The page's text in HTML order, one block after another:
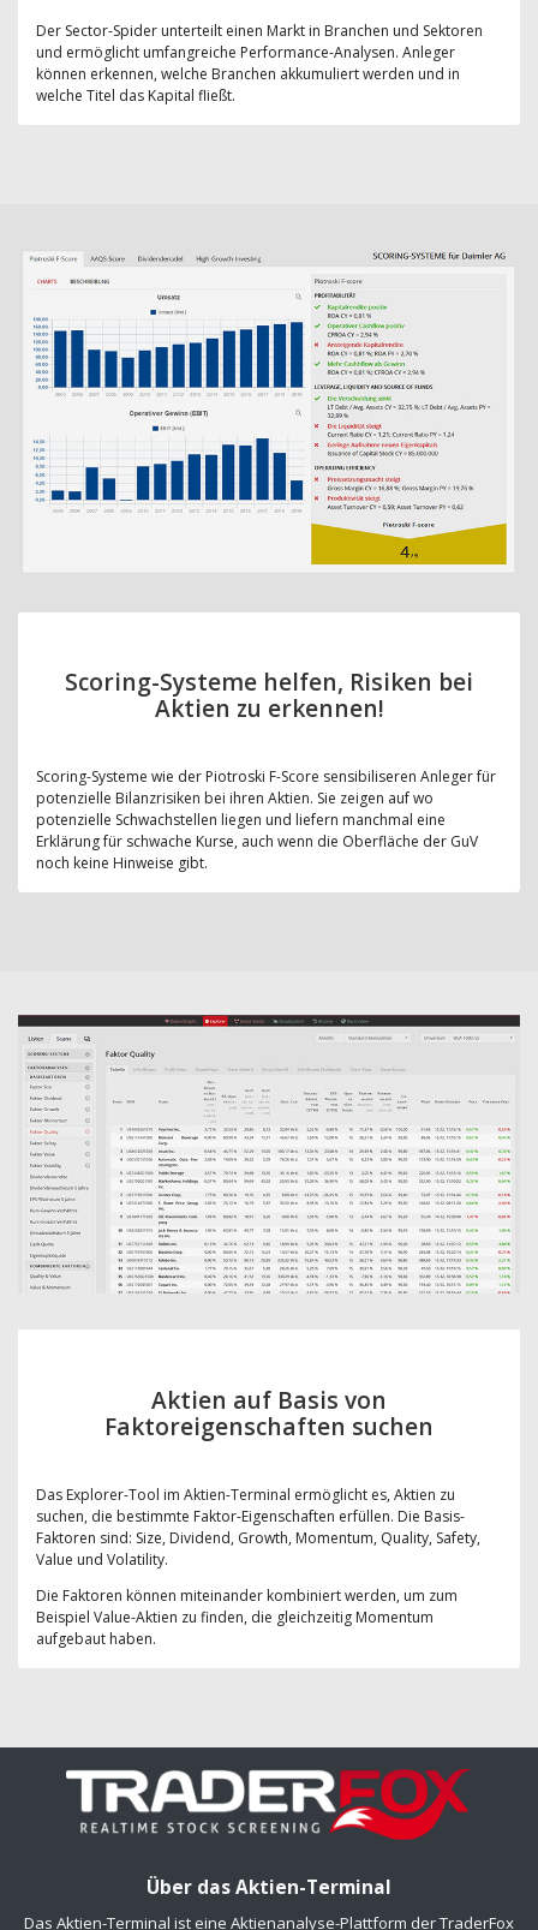
Der Sector-Spider unterteilt einen Markt in Branchen und Sektoren
und ermöglicht umfangreiche Performance-Analysen. Anleger
können erkennen, welche Branchen akkumuliert werden und in
welche Titel das Kapital fließt.
Scoring-Systeme helfen, Risiken bei
Aktien zu erkennen!
Scoring-Systeme wie der Piotroski F-Score sensibiliseren Anleger für
potenzielle Bilanzrisiken bei ihren Aktien. Sie zeigen auf wo
potenzielle Schwachstellen liegen und liefern manchmal eine
Erklärung für schwache Kurse, auch wenn die Oberfläche der GuV
noch keine Hinweise gibt.
Aktien auf Basis von
Faktoreigenschaften suchen
Das Explorer-Tool im Aktien-Terminal ermöglicht es, Aktien zu
suchen, die bestimmte Faktor-Eigenschaften erfüllen. Die Basis-
Faktoren sind: Size, Dividend, Growth, Momentum, Quality, Safety,
Value und Volatility.
Die Faktoren können miteinander kombiniert werden, um zum
Beispiel Value-Aktien zu finden, die gleichzeitig Momentum
aufgebaut haben.
Über das Aktien-Terminal
Das Aktien-Terminal ist eine Aktienanalyse-Plattform der TraderFox